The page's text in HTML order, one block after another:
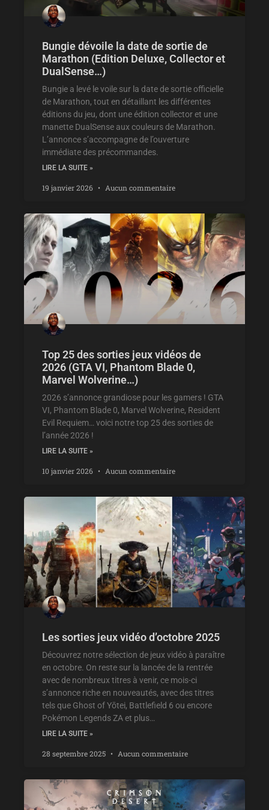
Bungie dévoile la date de sortie de
Marathon (Edition Deluxe, Collector et
DualSense…)
Bungie a levé le voile sur la date de sortie officielle
de Marathon, tout en détaillant les différentes
éditions du jeu, dont une édition collector et une
manette DualSense aux couleurs de Marathon.
L’annonce s’accompagne de l’ouverture
immédiate des précommandes.
LIRE LA SUITE »
19 janvier 2026 Aucun commentaire
Top 25 des sorties jeux vidéos de
2026 (GTA VI, Phantom Blade 0,
Marvel Wolverine…)
2026 s’annonce grandiose pour les gamers ! GTA
VI, Phantom Blade 0, Marvel Wolverine, Resident
Evil Requiem… voici notre top 25 des sorties de
l’année 2026 !
LIRE LA SUITE »
10 janvier 2026 Aucun commentaire
Les sorties jeux vidéo d’octobre 2025
Découvrez notre sélection de jeux vidéo à paraître
en octobre. On reste sur la lancée de la rentrée
avec de nombreux titres à venir, ce mois-ci
s’annonce riche en nouveautés, avec des titres
tels que Ghost of Yōtei, Battlefield 6 ou encore
Pokémon Legends ZA et plus…
LIRE LA SUITE »
28 septembre 2025 Aucun commentaire